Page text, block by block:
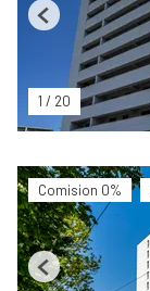
1 / 20
Previous
Comision 0%
Previous